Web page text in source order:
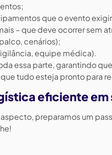
que o evento exigir
– que deve ocorrer sem
cenários);
equipe médica).
essa parte, garantindo
tudo esteja pronto para
eficiente em
preparamos um